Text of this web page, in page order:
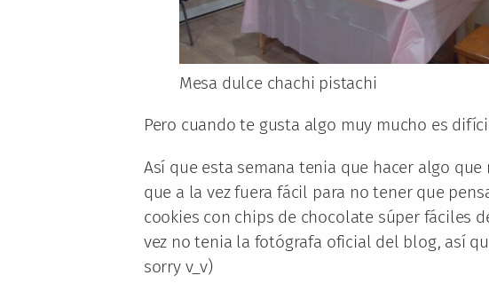
Mesa dulce chachi pistachi
Pero cuando te gusta algo muy mucho es
Así que esta semana tenia que hacer algo
que a la vez fuera fácil para no tener que
cookies con chips de chocolate súper fáciles
vez no tenia la fotógrafa oficial del blog, así
sorry v_v)